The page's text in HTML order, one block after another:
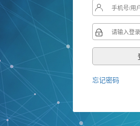


忘记密码